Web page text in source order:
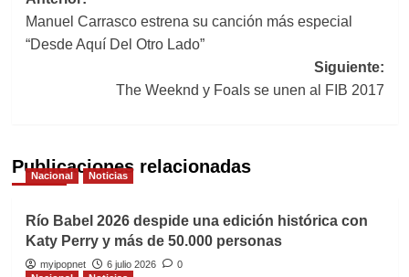
de
entradas
Manuel Carrasco estrena su canción más especial
“Desde Aquí Del Otro Lado”
Siguiente:
The Weeknd y Foals se unen al FIB 2017
Publicaciones relacionadas
Nacional Noticias
Río Babel 2026 despide una edición histórica con
Katy Perry y más de 50.000 personas
myipopnet 6 julio 2026
0